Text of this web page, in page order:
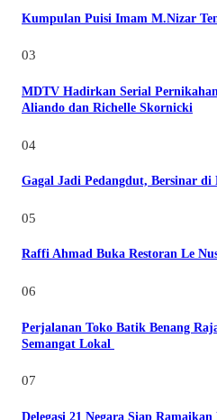
Kumpulan Puisi Imam M.Nizar
03
MDTV Hadirkan Serial
Aliando dan Richelle Skornicki
04
Gagal Jadi Pedangdut, Bersinar
05
Raffi Ahmad Buka Restoran Le
06
Perjalanan Toko Batik Benang
Semangat Lokal
07
Delegasi 21 Negara Siap